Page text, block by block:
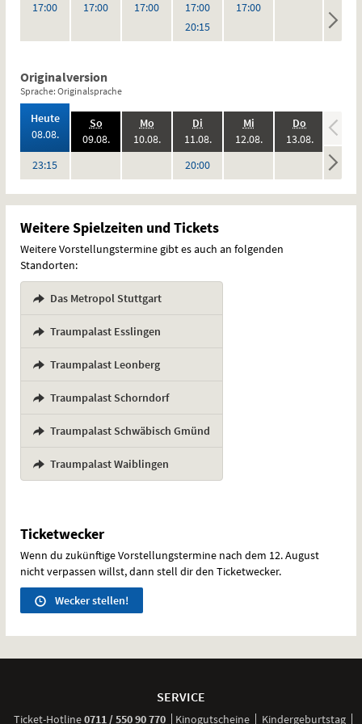
17:00Uhr
17:00Uhr
17:00Uhr
17:00Uhr
20:15Uhr
17:00Uhr
Vorstellungen
Originalversion
Sprache: Originalsprache
Heute,
08.08.2026:
23:15Uhr
So.,
09.08.2026:
Vorstellungen
Mo.,
10.08.2026:
Vorstellungen
Di
11.08.2026:
20:00Uhr
Mi.,
12.08.2026:
Vorstellungen
Do
13.08.2026:
Vorstellungen
keine
Weitere Spielzeiten und Tickets
Weitere Vorstellungstermine gibt es auch an folgenden
Standorten:
Das Metropol Stuttgart
Traumpalast Esslingen
Traumpalast Leonberg
Traumpalast Schorndorf
Traumpalast Schwäbisch Gmünd
Traumpalast Waiblingen
Ticketwecker
Wenn du zukünftige Vorstellungstermine nach dem 12. August
nicht verpassen willst, dann stell dir den Ticketwecker.
Wecker stellen!
SERVICE
Ticket-Hotline0711 / 550 90 770anrufen
Kinogutscheine Kindergeburtstag